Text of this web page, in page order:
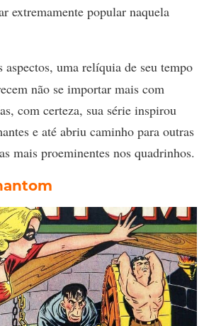
extremamente popular naquela
aspectos, uma relíquia de seu tempo
não se importar mais com
com certeza, sua série inspirou
e até abriu caminho para outras
mais proeminentes nos quadrinhos.